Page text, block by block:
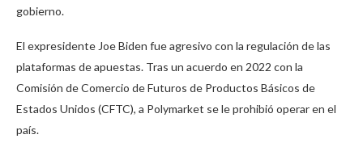
gobierno.
El expresidente Joe Biden fue agresivo con la regulación de las
plataformas de apuestas. Tras un acuerdo en 2022 con la
Comisión de Comercio de Futuros de Productos Básicos de
Estados Unidos (CFTC), a Polymarket se le prohibió operar en el
país.